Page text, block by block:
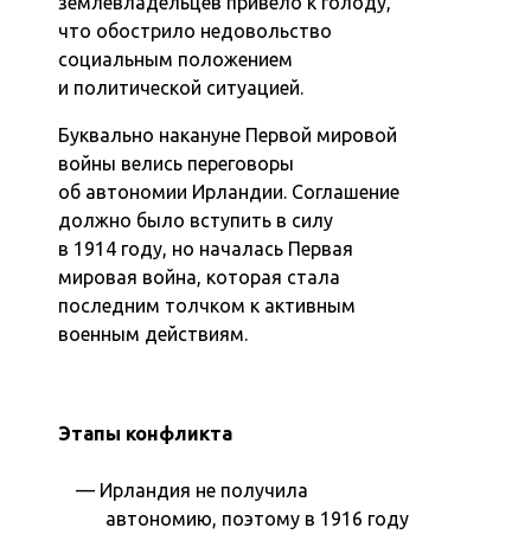
что обострило недовольство
социальным положением
и политической ситуацией.
Буквально накануне Первой мировой
войны велись переговоры
об автономии Ирландии. Соглашение
должно было вступить в силу
в 1914 году, но началась Первая
мировая война, которая стала
последним толчком к активным
военным действиям.
Этапы конфликта
Ирландия не получила
автономию, поэтому в 1916 году